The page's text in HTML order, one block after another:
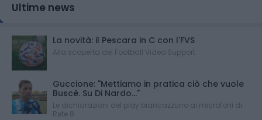
Ultime news
La novità: il Pescara in C con l'FVS
Alla scoperta del Football Video Support
Guccione: "Mettiamo in pratica ciò che vuole
Buscè. Su Di Nardo..."
Le dichiarazioni del play biancazzurro ai microfoni di
Rete 8